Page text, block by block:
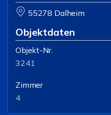
55278 Dalheim
Objektdaten
Objekt-Nr.
3241
Zimmer
4